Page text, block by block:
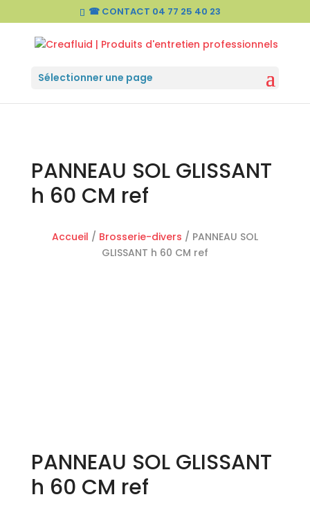
☎ CONTACT 04 77 25 40 23
Sélectionner une page
PANNEAU SOL GLISSANT
h 60 CM ref
Accueil / Brosserie-divers / PANNEAU SOL
GLISSANT h 60 CM ref
PANNEAU SOL GLISSANT
h 60 CM ref